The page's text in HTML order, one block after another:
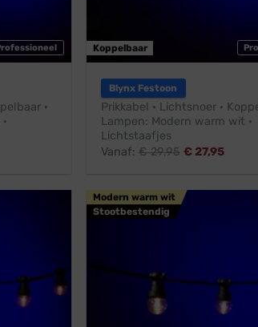
·
Koppelbaar
Blynx Festoon
Prikkabel · Lichtsnoer ·
Lampen: Modern warm wit ·
Lichtstaafjes
Vanaf: €29,95 € 27,95
Modern warm wit
Stootbestendig